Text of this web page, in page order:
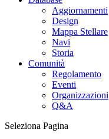
Aggiornamenti
Design
Mappa Stellare
Navi
Storia
Comunità
Regolamento
Eventi
Organizzazioni
Q&A
Seleziona Pagina